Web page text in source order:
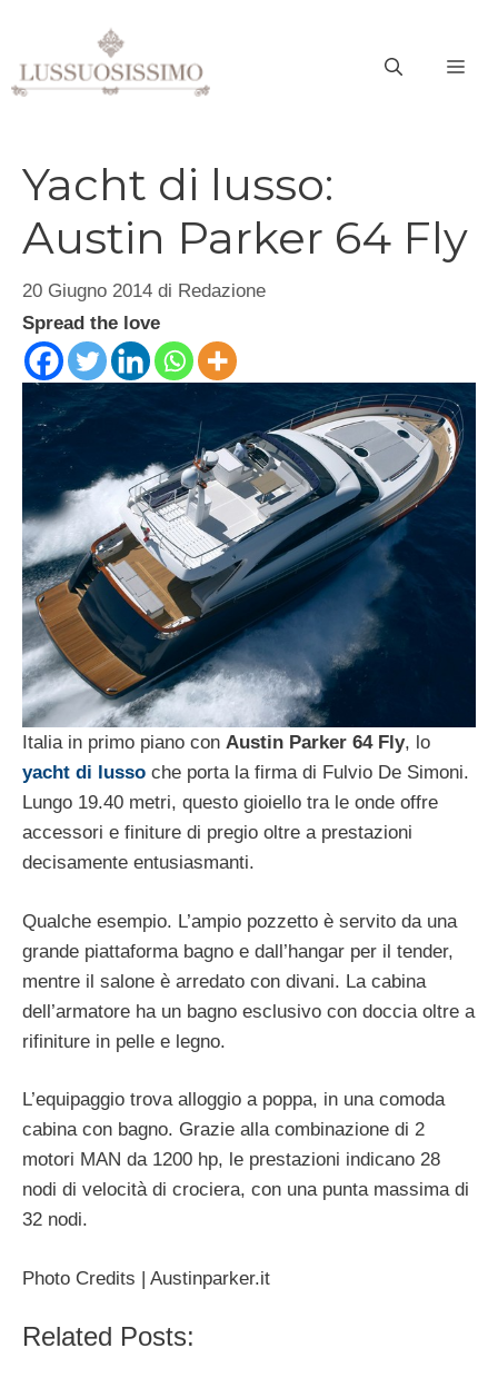
contenuto
Yacht di lusso:
Austin Parker 64 Fly
20 Giugno 2014 di Redazione
Spread the love
Italia in primo piano con Austin Parker 64 Fly, lo
yacht di lusso che porta la firma di Fulvio De Simoni.
Lungo 19.40 metri, questo gioiello tra le onde offre
accessori e finiture di pregio oltre a prestazioni
decisamente entusiasmanti.
Qualche esempio. L’ampio pozzetto è servito da una
grande piattaforma bagno e dall’hangar per il tender,
mentre il salone è arredato con divani. La cabina
dell’armatore ha un bagno esclusivo con doccia oltre a
rifiniture in pelle e legno.
L’equipaggio trova alloggio a poppa, in una comoda
cabina con bagno. Grazie alla combinazione di 2
motori MAN da 1200 hp, le prestazioni indicano 28
nodi di velocità di crociera, con una punta massima di
32 nodi.
Photo Credits | Austinparker.it
Related Posts: